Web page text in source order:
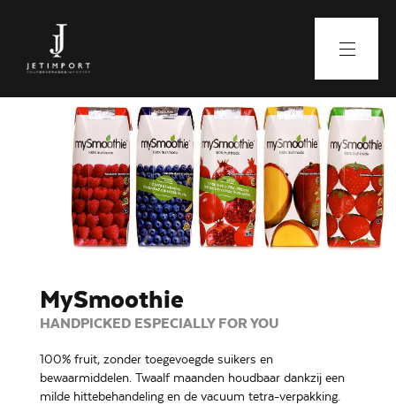
MySmoothie
HANDPICKED ESPECIALLY FOR YOU
100% fruit, zonder toegevoegde suikers en
bewaarmiddelen. Twaalf maanden houdbaar dankzij een
milde hittebehandeling en de vacuum tetra-verpakking.